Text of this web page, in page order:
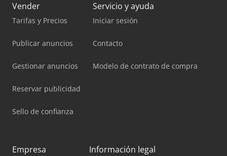
Vender
Tarifas y Precios
Publicar anuncios
Gestionar anuncios
Reservar publicidad
Sello de confianza
Servicio y ayuda
Iniciar sesión
Contacto
Modelo de contrato de compra
Empresa Información legal